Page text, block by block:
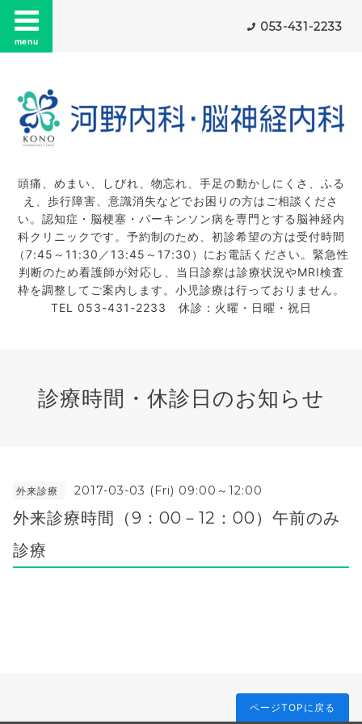
menu
053-431-2233
頭痛、めまい、しびれ、物忘れ、手足の動かしにくさ、ふる
え、歩行障害、意識消失などでお困りの方はご相談くださ
い。認知症・脳梗塞・パーキンソン病を専門とする脳神経内
科クリニックです。予約制のため、初診希望の方は受付時間
（7:45～11:30／13:45～17:30）にお電話ください。緊急性
判断のため看護師が対応し、当日診察は診療状況やMRI検査
枠を調整してご案内します。小児診療は行っておりません。
TEL 053-431-2233 休診：火曜・日曜・祝日
診療時間・休診日のお知らせ
外来診療 2017-03-03 (Fri) 09:00～12:00
外来診療時間（9：00－12：00）午前のみ
診療
ページTOPに戻る